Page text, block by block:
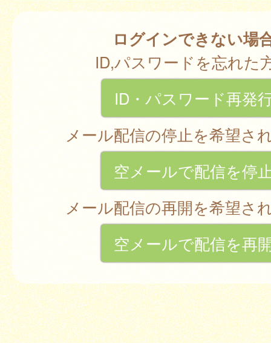
ログインできない場
ID,パスワードを忘れた
ID・パスワード再発
メール配信の停止を希望さ
空メールで配信を停
メール配信の再開を希望さ
空メールで配信を再